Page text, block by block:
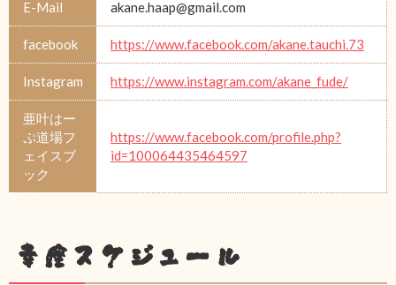
E-Mail akane.haap@gmail.com
facebook https://www.facebook.com/akane.tauchi.73
Instagram https://www.instagram.com/akane_fude/
亜叶はー
ぷ道場フ
ェイスブ
ック
https://www.facebook.com/profile.php?
id=100064435464597
幸座スケジュール